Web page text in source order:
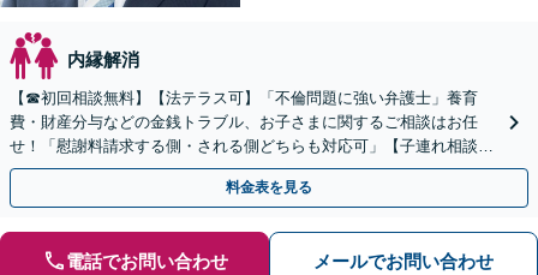
内縁解消
【☎︎初回相談無料】【法テラス可】「不倫問題に強い弁護士」養育
費・財産分与などの金銭トラブル、お子さまに関するご相談はお任
せ！「慰謝料請求する側・される側どちらも対応可」【子連れ相談
可】【休日・夜間相談可】【駐車場あり】
料金表を見る
電話でお問い合わせ メールでお問い合わせ